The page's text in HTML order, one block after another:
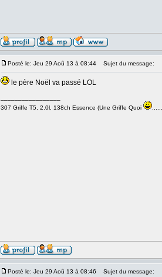
Posté le: Jeu 29 Aoû 13 à 08:44 Sujet du message:
le père Noël va passé LOL
307 Griffe T5, 2.0l, 138ch Essence (Une Griffe Quoi
Posté le: Jeu 29 Aoû 13 à 08:46 Sujet du message: